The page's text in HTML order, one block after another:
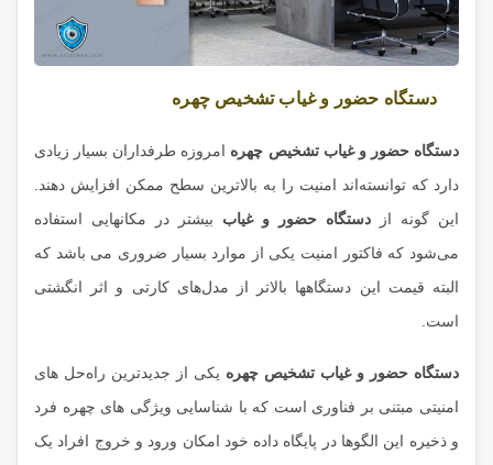
دستگاه حضور و غیاب تشخیص چهره
دستگاه حضور و غیاب تشخیص چهره امروزه طرفداران بسیار زیادی
دارد که توانسته‌اند امنیت را به بالاترین سطح ممکن افزایش دهند.
این گونه از دستگاه حضور و غیاب بیشتر در مکانهایی استفاده
می‌شود که فاکتور امنیت یکی از موارد بسیار ضروری می باشد که
البته قیمت این دستگاهها بالاتر از مدل‌های کارتی و اثر انگشتی
است.
دستگاه حضور و غیاب تشخیص چهره یکی از جدیدترین راه‌حل های
امنیتی مبتنی بر فناوری است که با شناسایی ویژگی های چهره فرد
و ذخیره این الگوها در پایگاه داده خود امکان ورود و خروج افراد یک